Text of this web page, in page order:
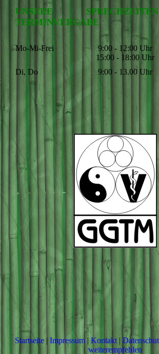
UNSERE
TERMINVERGABE
Mo-Mi-Frei
9:00 - 12:00 Uhr
15:00 - 18:00 Uhr
Di, Do
9:00 - 13.00 Uhr
Startseite | Impressum |Kontakt |
weiterempfehlen